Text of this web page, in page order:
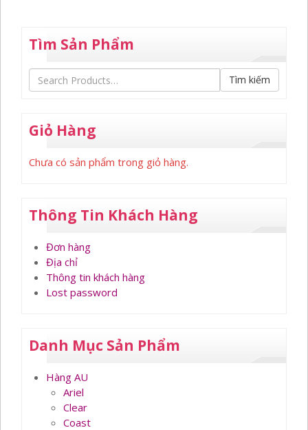
Tìm Sản Phẩm
Tìm kiếm
Giỏ Hàng
Chưa có sản phẩm trong giỏ hàng.
Thông Tin Khách Hàng
Đơn hàng
Địa chỉ
Thông tin khách hàng
Lost password
Danh Mục Sản Phẩm
Hàng AU
Ariel
Clear
Coast